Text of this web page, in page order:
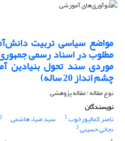
مواضع سیاسی تربیت
مطلوب در اسناد رسمی جمهوری
موردی سند تحول بنیادین
چشم انداز 20 ساله)
نوع مقاله : مقاله پژوهشی
نویسندگان
ناصر کمالپورخوب1 سید ضیاء هاشمی 2
نجاتی حسینی3